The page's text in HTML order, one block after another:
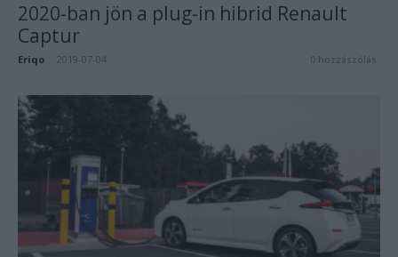
2020-ban jön a plug-in hibrid Renault
Captur
Eriqo 2019-07-04 0 hozzászólás